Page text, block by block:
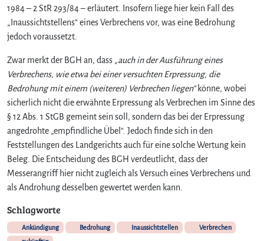
1984 – 2 StR 293/84 – erläutert. Insofern liege hier kein Fall des
„Inaussichtstellens“ eines Verbrechens vor, was eine Bedrohung
jedoch voraussetzt.
Zwar merkt der BGH an, dass „auch in der Ausführung eines
Verbrechens, wie etwa bei einer versuchten Erpressung, die
Bedrohung mit einem (weiteren) Verbrechen liegen“könne, wobei
sicherlich nicht die erwähnte Erpressung als Verbrechen im Sinne des
§ 12 Abs. 1 StGB gemeint sein soll, sondern das bei der Erpressung
angedrohte „empfindliche Übel“. Jedoch finde sich in den
Feststellungen des Landgerichts auch für eine solche Wertung kein
Beleg. Die Entscheidung des BGH verdeutlicht, dass der
Messerangriff hier nicht zugleich als Versuch eines Verbrechens und
als Androhung desselben gewertet werden kann.
Schlagworte
Ankündigung Bedrohung Inaussichtstellen
Verbrechen